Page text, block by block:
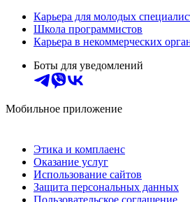
Карьера для молодых
Школа программистов
Карьера в некоммерческих
Боты для уведомлений
Мобильное приложение
Этика и комплаенс
Оказание услуг
Использование сайтов
Защита персональных данных